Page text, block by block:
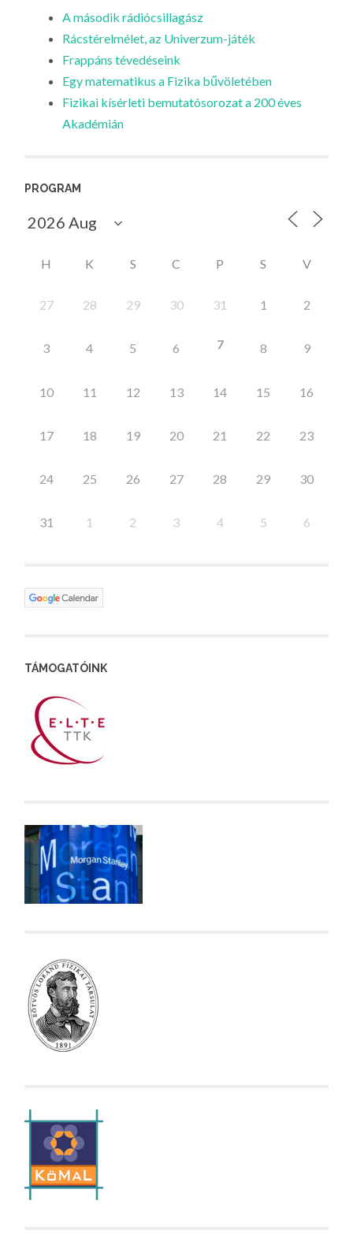
A második rádiócsillagász
Rácstérelmélet, az Univerzum-játék
Frappáns tévedéseink
Egy matematikus a Fizika bűvöletében
Fizikai kísérleti bemutatósorozat a 200 éves
Akadémián
PROGRAM
H K S C P S V
27 28 29 30 31 1 2
3 4 5 6 7 8 9
10 11 12 13 14 15 16
17 18 19 20 21 22 23
24 25 26 27 28 29 30
31 1 2 3 4 5 6
TÁMOGATÓINK